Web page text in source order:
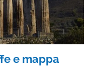
e mappa